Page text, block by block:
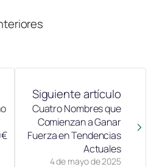
Siguiente artículo
4 de mayo de 2025
Cuatro Nombres que
Comienzan a Ganar
Fuerza en Tendencias
Actuales